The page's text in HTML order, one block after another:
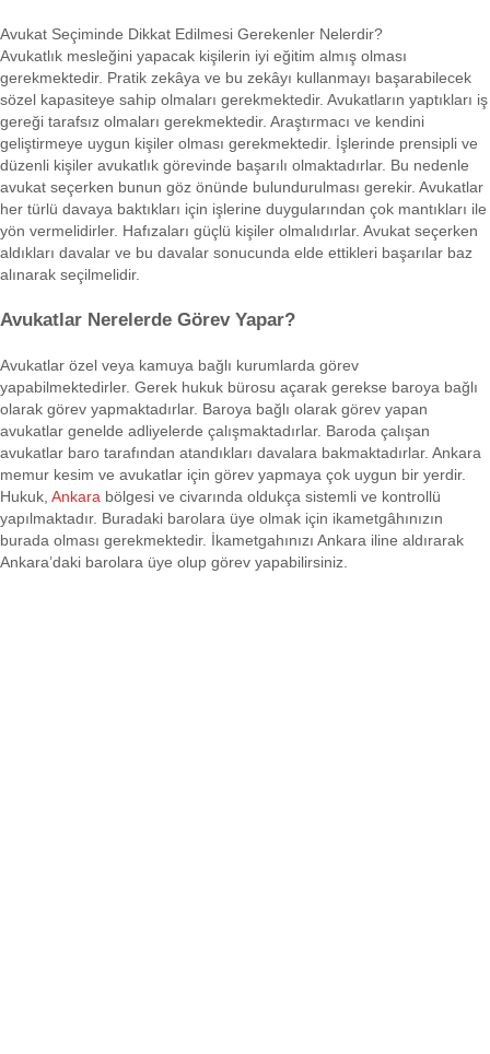
Avukat Seçiminde Dikkat Edilmesi Gerekenler Nelerdir?
Avukatlık mesleğini yapacak kişilerin iyi eğitim almış olması
gerekmektedir. Pratik zekâya ve bu zekâyı kullanmayı başarabilecek
sözel kapasiteye sahip olmaları gerekmektedir. Avukatların yaptıkları iş
gereği tarafsız olmaları gerekmektedir. Araştırmacı ve kendini
geliştirmeye uygun kişiler olması gerekmektedir. İşlerinde prensipli ve
düzenli kişiler avukatlık görevinde başarılı olmaktadırlar. Bu nedenle
avukat seçerken bunun göz önünde bulundurulması gerekir. Avukatlar
her türlü davaya baktıkları için işlerine duygularından çok mantıkları ile
yön vermelidirler. Hafızaları güçlü kişiler olmalıdırlar. Avukat seçerken
aldıkları davalar ve bu davalar sonucunda elde ettikleri başarılar baz
alınarak seçilmelidir.
Avukatlar Nerelerde Görev Yapar?
Avukatlar özel veya kamuya bağlı kurumlarda görev
yapabilmektedirler. Gerek hukuk bürosu açarak gerekse baroya bağlı
olarak görev yapmaktadırlar. Baroya bağlı olarak görev yapan
avukatlar genelde adliyelerde çalışmaktadırlar. Baroda çalışan
avukatlar baro tarafından atandıkları davalara bakmaktadırlar. Ankara
memur kesim ve avukatlar için görev yapmaya çok uygun bir yerdir.
Hukuk, Ankara bölgesi ve civarında oldukça sistemli ve kontrollü
yapılmaktadır. Buradaki barolara üye olmak için ikametgâhınızın
burada olması gerekmektedir. İkametgahınızı Ankara iline aldırarak
Ankara’daki barolara üye olup görev yapabilirsiniz.